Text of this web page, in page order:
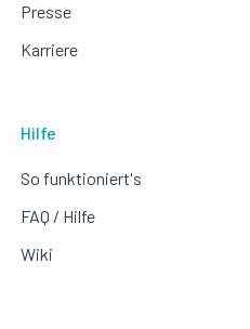
Presse
Karriere
Hilfe
So funktioniert's
FAQ / Hilfe
Wiki